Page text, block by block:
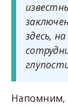
здесь,
Напомним,